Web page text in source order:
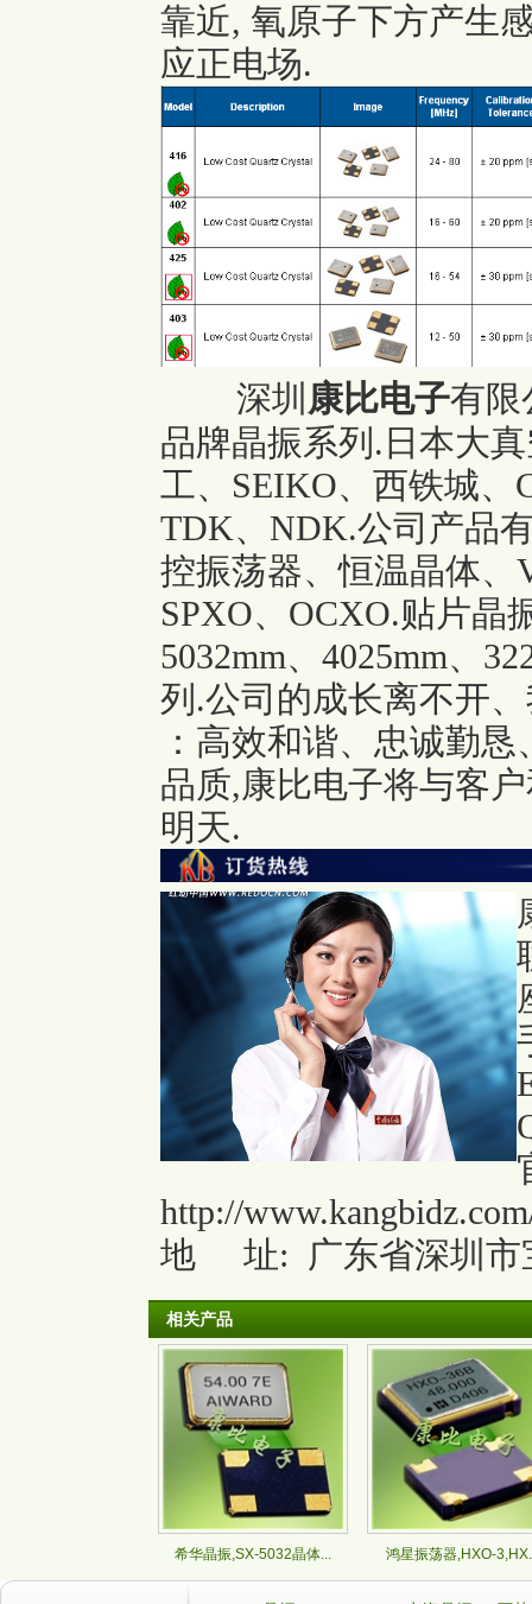
靠近, 氧原子下方产生
应正电场.
深圳 康比电子有限
品牌晶振系列. 日本大
工、SEIKO、西铁城、
TDK、NDK.公司产品
控振荡器、恒温晶体、
SPXO、OCXO.贴片晶
5032mm、4025mm、
列.公司的成长离不开
：高效和谐、忠诚勤
品质,康比电子将与客
明天.
http://
地 址: 广东省深圳市
相关产品
希华晶振,SX-5032晶体... 鸿星振荡器,HXO-